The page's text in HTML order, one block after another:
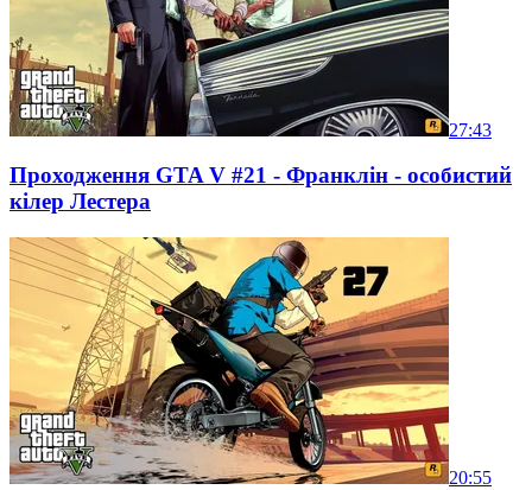
27:43
Проходження GTA V #21 - Франклін - особистий
кілер Лестера
20:55